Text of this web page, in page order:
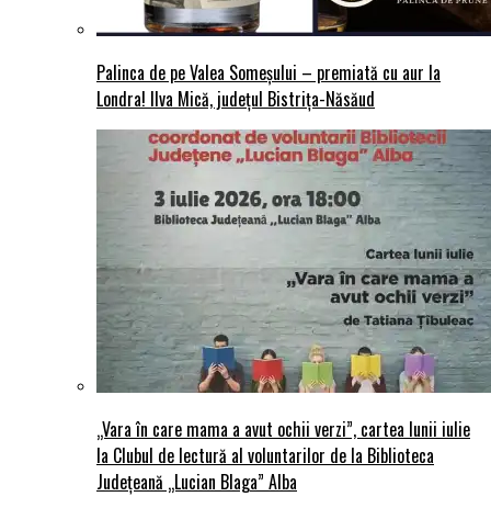
Palinca de pe Valea Someșului – premiată cu aur la
Londra! Ilva Mică, județul Bistrița-Năsăud
„Vara în care mama a avut ochii verzi”, cartea lunii iulie
la Clubul de lectură al voluntarilor de la Biblioteca
Județeană „Lucian Blaga” Alba